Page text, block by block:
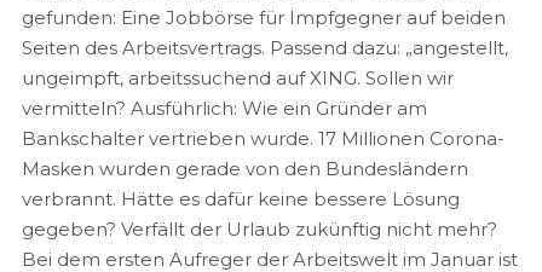
gefunden: Eine Jobbörse für Impfgegner auf beiden
Seiten des Arbeitsvertrags. Passend dazu: „angestellt,
ungeimpft, arbeitssuchend auf XING. Sollen wir
vermitteln? Ausführlich: Wie ein Gründer am
Bankschalter vertrieben wurde. 17 Millionen Corona-
Masken wurden gerade von den Bundesländern
verbrannt. Hätte es dafür keine bessere Lösung
gegeben? Verfällt der Urlaub zukünftig nicht mehr?
Bei dem ersten Aufreger der Arbeitswelt im Januar ist